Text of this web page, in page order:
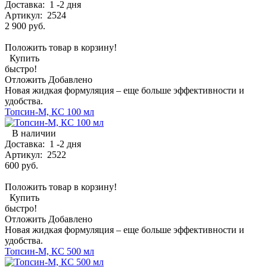
Доставка: 1 -2 дня
Артикул: 2524
2 900 руб.
Положить товар в корзину!
Купить
быстро!
Отложить Добавлено
Новая жидкая формуляция – еще больше эффективности и
удобства.
Топсин-М, КС 100 мл
В наличии
Доставка: 1 -2 дня
Артикул: 2522
600 руб.
Положить товар в корзину!
Купить
быстро!
Отложить Добавлено
Новая жидкая формуляция – еще больше эффективности и
удобства.
Топсин-М, КС 500 мл